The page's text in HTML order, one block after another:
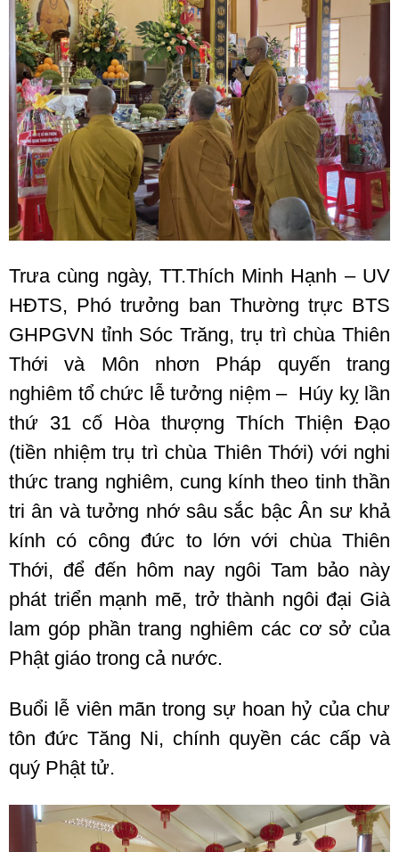
Trưa cùng ngày, TT.Thích Minh Hạnh – UV
HĐTS, Phó trưởng ban Thường trực BTS
GHPGVN tỉnh Sóc Trăng, trụ trì chùa Thiên
Thới và Môn nhơn Pháp quyến trang
nghiêm tổ chức lễ tưởng niệm – Húy kỵ lần
thứ 31 cố Hòa thượng Thích Thiện Đạo
(tiền nhiệm trụ trì chùa Thiên Thới) với nghi
thức trang nghiêm, cung kính theo tinh thần
tri ân và tưởng nhớ sâu sắc bậc Ân sư khả
kính có công đức to lớn với chùa Thiên
Thới, để đến hôm nay ngôi Tam bảo này
phát triển mạnh mẽ, trở thành ngôi đại Già
lam góp phần trang nghiêm các cơ sở của
Phật giáo trong cả nước.
Buổi lễ viên mãn trong sự hoan hỷ của chư
tôn đức Tăng Ni, chính quyền các cấp và
quý Phật tử.